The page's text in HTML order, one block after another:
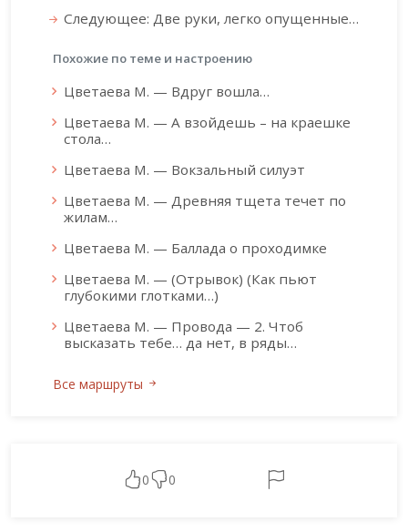
Следующее: Две руки, легко опущенные…
Похожие по теме и настроению
Цветаева М. — Вдруг вошла…
Цветаева М. — А взойдешь – на краешке
стола…
Цветаева М. — Вокзальный силуэт
Цветаева М. — Древняя тщета течет по
жилам…
Цветаева М. — Баллада о проходимке
Цветаева М. — (Отрывок) (Как пьют
глубокими глотками…)
Цветаева М. — Провода — 2. Чтоб
высказать тебе… да нет, в ряды…
Все маршруты
0 0